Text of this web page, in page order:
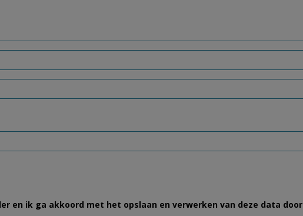
en ik ga akkoord met het opslaan en verwerken van deze data door